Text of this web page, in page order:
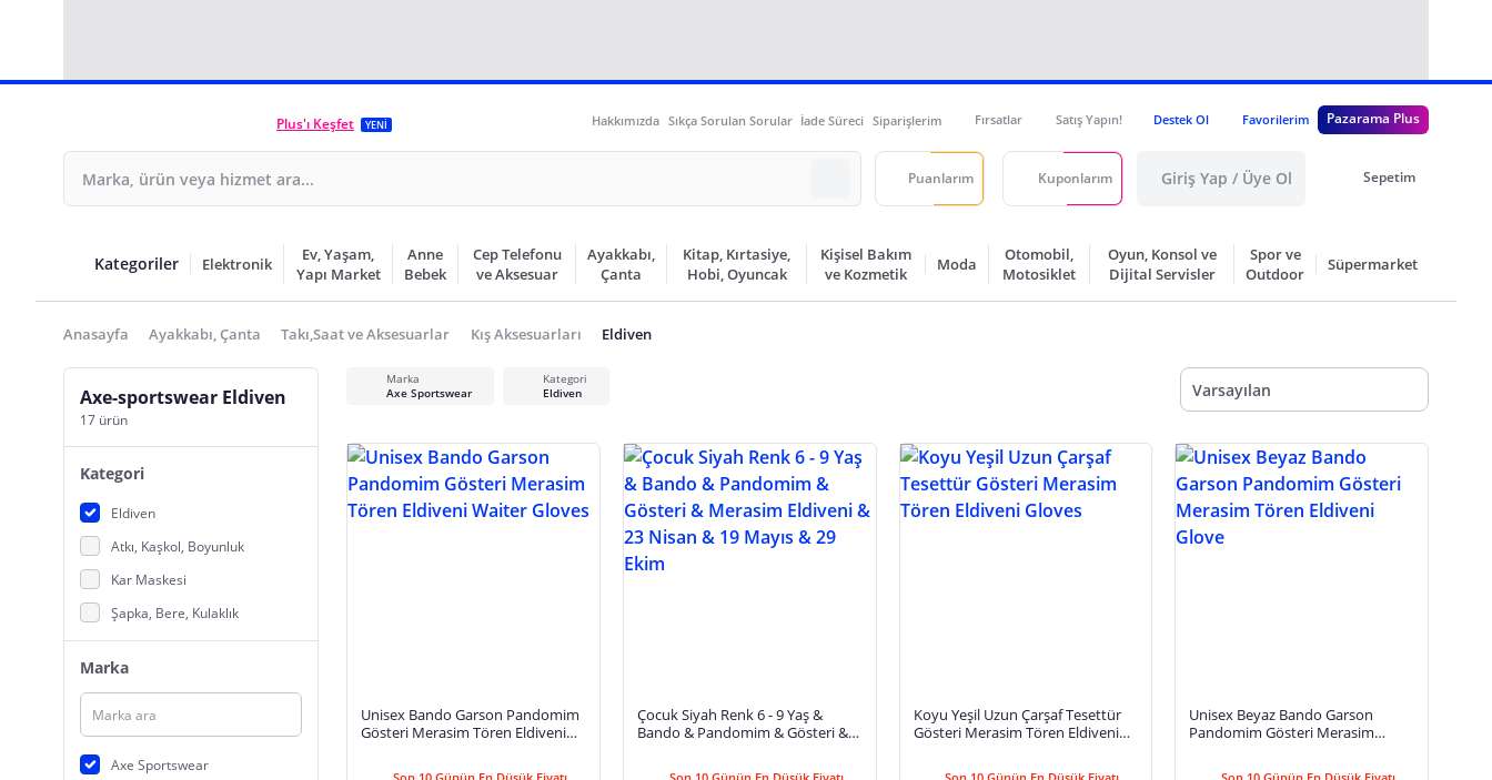
Plus'ı Keşfet YENİ Hakkımızda Sıkça Sorulan Sorular İade Süreci Siparişlerim Fırsatlar Satış Yapın! Destek Ol Favorilerim Pazarama Plus
Puanlarım Kuponlarım Giriş Yap / Üye Ol Sepetim
Kategoriler Elektronik
Ev, Yaşam,
Yapı Market
Anne
Bebek
Cep Telefonu
ve Aksesuar
Ayakkabı,
Çanta
Kitap, Kırtasiye,
Hobi, Oyuncak
Kişisel Bakım
ve Kozmetik
Moda
Otomobil,
Motosiklet
Oyun, Konsol ve
Dijital Servisler
Spor ve
Outdoor
Süpermarket
Anasayfa Ayakkabı, Çanta Takı,Saat ve Aksesuarlar Kış Aksesuarları Eldiven
Axe-sportswear Eldiven
17 ürün
Kategori
Eldiven
Atkı, Kaşkol, Boyunluk
Kar Maskesi
Şapka, Bere, Kulaklık
Marka
Axe Sportswear
Marka
Axe Sportswear
Kategori
Eldiven
Varsayılan
Unisex Bando Garson Pandomim
Gösteri Merasim Tören Eldiveni
Çocuk Siyah Renk 6 - 9 Yaş &
Bando & Pandomim & Gösteri &
Koyu Yeşil Uzun Çarşaf Tesettür
Gösteri Merasim Tören Eldiveni
Unisex Beyaz Bando Garson
Pandomim Gösteri Merasim